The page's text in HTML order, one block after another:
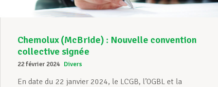
Chemolux (McBride) : Nouvelle convention
collective signée
22 février 2024 Divers
En date du 22 janvier 2024, le LCGB, l’OGBL et la